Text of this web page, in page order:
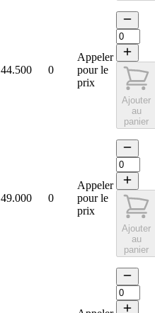
44.500 0
Appeler
pour le
prix
Ajouter
au
panier
49.000 0
Appeler
pour le
prix
Ajouter
au
panier